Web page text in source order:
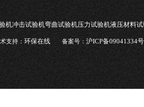
机冲击试验机弯曲试验机压力试验机液压材料
支持：环保在线 备案号：沪ICP备09041334